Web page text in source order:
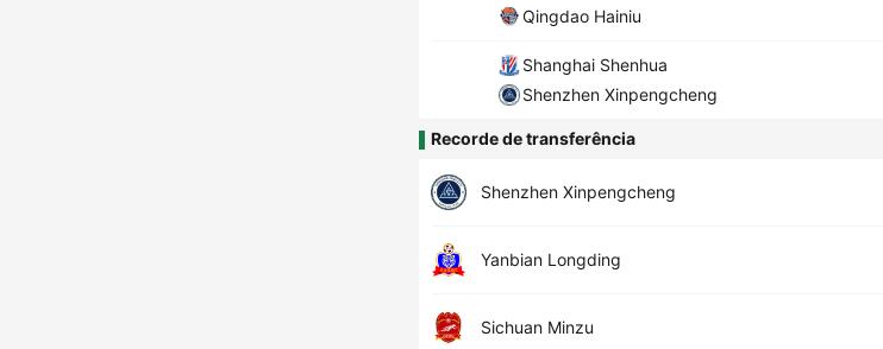
Qingdao Hainiu
Shanghai Shenhua
Shenzhen Xinpengcheng
Recorde de transferência
Shenzhen Xinpengcheng
Yanbian Longding
Sichuan Minzu